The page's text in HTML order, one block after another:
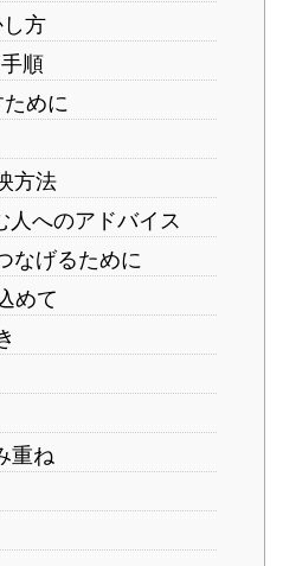
方
順
めに
方法
人へのアドバイス
なげるために
めて
重ね